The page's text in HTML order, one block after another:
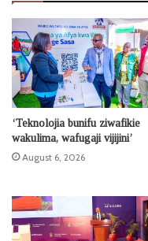
‘Teknolojia bunifu ziwafikie
wakulima, wafugaji vijijini’
August 6, 2026